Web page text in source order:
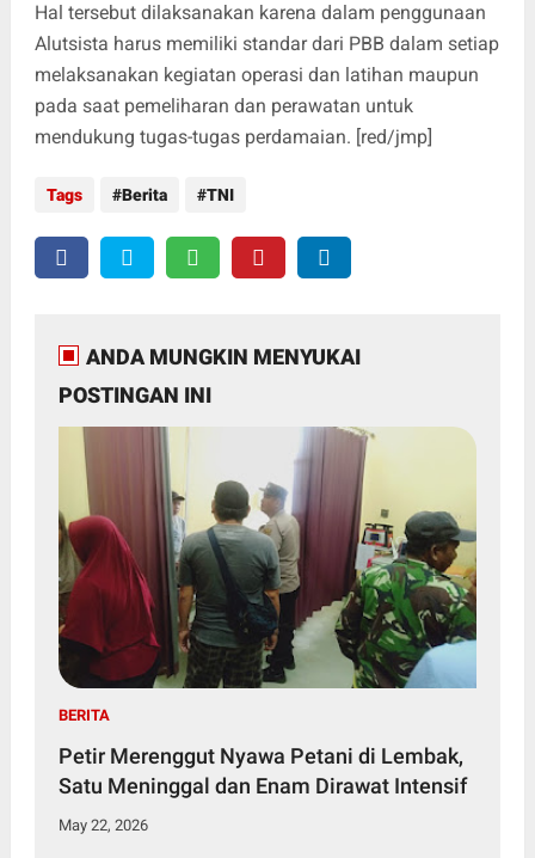
Hal tersebut dilaksanakan karena dalam penggunaan
Alutsista harus memiliki standar dari PBB dalam setiap
melaksanakan kegiatan operasi dan latihan maupun
pada saat pemeliharan dan perawatan untuk
mendukung tugas-tugas perdamaian. [red/jmp]
Tags Berita TNI
ANDA MUNGKIN MENYUKAI
POSTINGAN INI
BERITA
Petir Merenggut Nyawa Petani di Lembak,
Satu Meninggal dan Enam Dirawat Intensif
May 22, 2026